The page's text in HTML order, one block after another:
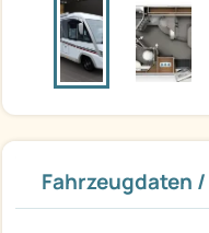
Fahrzeugdaten